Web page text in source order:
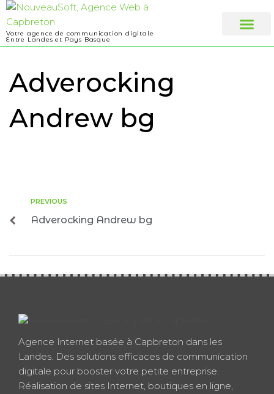
Votre agence de communication digitale
Entre Landes et Pays Basque
Adverocking
Andrew bg
PREVIOUS
Adverocking Andrew bg
Agence Internet basée à Capbreton dans les
Landes. Des solutions efficaces de communication
digitale pour booster votre petite entreprise.
Réalisation de sites Internet, boutiques en ligne,